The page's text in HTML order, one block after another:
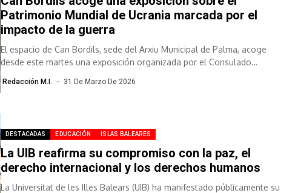
Patrimonio Mundial de Ucrania marcada por el
impacto de la guerra
El espacio de Can Bordils, sede del Arxiu Municipal de Palma, acoge
desde este martes una exposición organizada por el Consulado
Redacción M.I. 31 De Marzo De 2026
DESTACADAS EDUCACIÓN ISLAS BALEARES
La UIB reafirma su compromiso con la paz, el
derecho internacional y los derechos humanos
La Universitat de les Illes Balears (UIB) ha manifestado públicamente su